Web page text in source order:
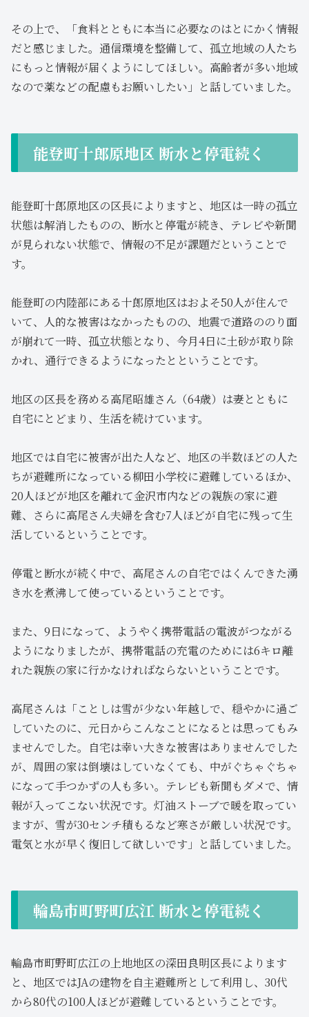
その上で、「食料とともに本当に必要なのはとにかく情報
だと感じました。通信環境を整備して、孤立地域の人たち
にもっと情報が届くようにしてほしい。高齢者が多い地域
なので薬などの配慮もお願いしたい」と話していました。
能登町十郎原地区 断水と停電続く
能登町十郎原地区の区長によりますと、地区は一時の孤立
状態は解消したものの、断水と停電が続き、テレビや新聞
が見られない状態で、情報の不足が課題だということで
す。
能登町の内陸部にある十郎原地区はおよそ50人が住んで
いて、人的な被害はなかったものの、地震で道路ののり面
が崩れて一時、孤立状態となり、今月4日に土砂が取り除
かれ、通行できるようになったとということです。
地区の区長を務める高尾昭雄さん（64歳）は妻とともに
自宅にとどまり、生活を続けています。
地区では自宅に被害が出た人など、地区の半数ほどの人た
ちが避難所になっている柳田小学校に避難しているほか、
20人ほどが地区を離れて金沢市内などの親族の家に避
難、さらに高尾さん夫婦を含む7人ほどが自宅に残って生
活しているということです。
停電と断水が続く中で、高尾さんの自宅ではくんできた湧
き水を煮沸して使っているということです。
また、9日になって、ようやく携帯電話の電波がつながる
ようになりましたが、携帯電話の充電のためには6キロ離
れた親族の家に行かなければならないということです。
高尾さんは「ことしは雪が少ない年越しで、穏やかに過ご
していたのに、元日からこんなことになるとは思ってもみ
ませんでした。自宅は幸い大きな被害はありませんでした
が、周囲の家は倒壊はしていなくても、中がぐちゃぐちゃ
になって手つかずの人も多い。テレビも新聞もダメで、情
報が入ってこない状況です。灯油ストーブで暖を取ってい
ますが、雪が30センチ積もるなど寒さが厳しい状況です。
電気と水が早く復旧して欲しいです」と話していました。
輪島市町野町広江 断水と停電続く
輪島市町野町広江の上地地区の深田良明区長によります
と、地区ではJAの建物を自主避難所として利用し、30代
から80代の100人ほどが避難しているということです。